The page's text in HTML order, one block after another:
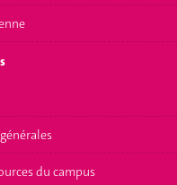
du campus